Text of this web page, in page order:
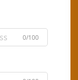
0/100